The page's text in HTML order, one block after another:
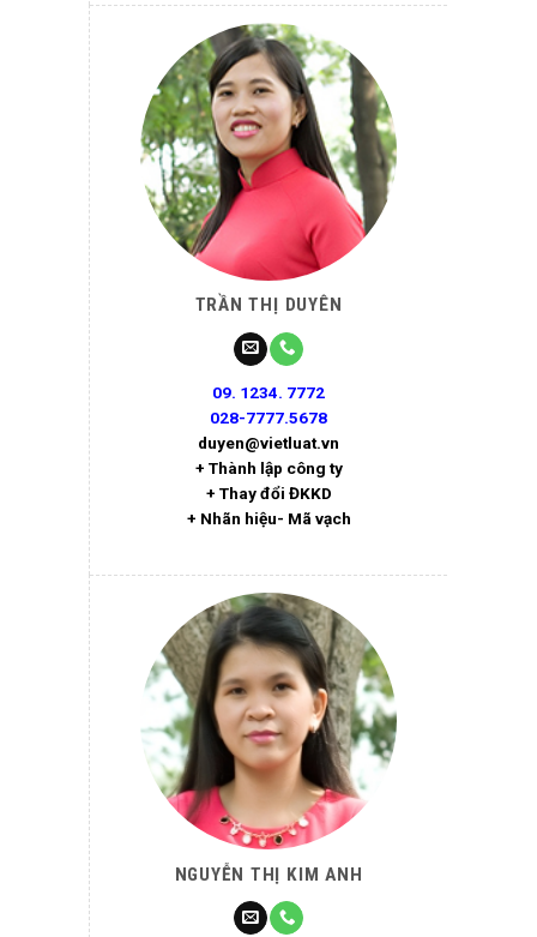
TRẦN THỊ DUYÊN
09. 1234. 7772
028-7777.5678
duyen@vietluat.vn
+ Thành lập công ty
+ Thay đổi ĐKKD
+ Nhãn hiệu- Mã vạch
NGUYỄN THỊ KIM ANH